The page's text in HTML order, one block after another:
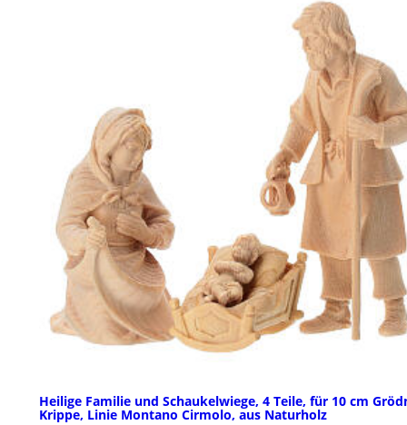
Heilige Familie und Schaukelwiege, 4 Teile, für 10 cm
Krippe, Linie Montano Cirmolo, aus Naturholz